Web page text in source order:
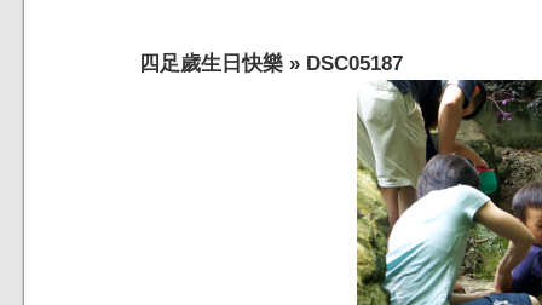
四足歲生日快樂 » DSC05187